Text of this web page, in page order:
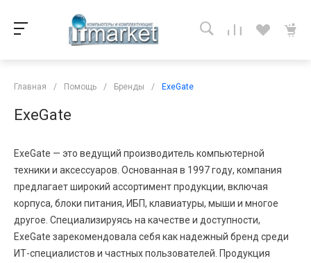
Главная / Помощь / Бренды / ExeGate
ExeGate
ExeGate — это ведущий производитель компьютерной
техники и аксессуаров. Основанная в 1997 году, компания
предлагает широкий ассортимент продукции, включая
корпуса, блоки питания, ИБП, клавиатуры, мыши и многое
другое. Специализируясь на качестве и доступности,
ExeGate зарекомендовала себя как надежный бренд среди
ИТ-специалистов и частных пользователей. Продукция